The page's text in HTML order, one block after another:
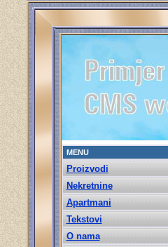
MENU
Proizvodi
Nekretnine
Apartmani
Tekstovi
O nama